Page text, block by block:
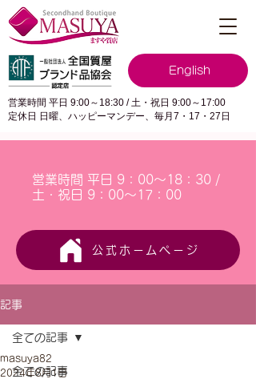
English
営業時間 平日 9:00～18:30 / 土・祝日 9:00～17:00
定休日 日曜、ハッピーマンデー、毎月7・17・27日
営業時間 平日 9：00～18：30 /
土・祝日 9：00～17：00
公式ホームページ
記事
全ての記事
全ての記事
masuya82
2024年8月1日